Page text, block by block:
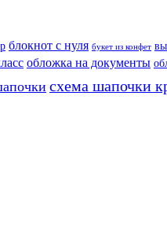
блокнот с нуля букет из конфет
обложка на документы
схема шапочки